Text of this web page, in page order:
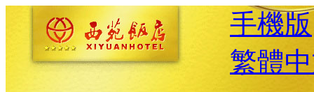
手機版
繁體